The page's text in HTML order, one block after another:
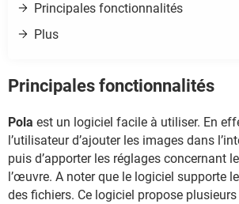
Principales fonctionnalités
Plus
Principales fonctionnalités
Pola est un logiciel facile à utiliser. En
l’utilisateur d’ajouter les images dans
puis d’apporter les réglages concernant
l’œuvre. A noter que le logiciel supporte
des fichiers. Ce logiciel propose